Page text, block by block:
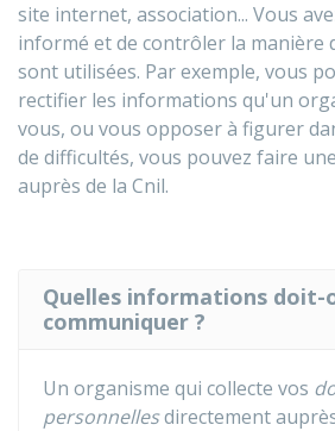
site internet, association... Vous
informé et de contrôler la manière
sont utilisées. Par exemple, vous
rectifier les informations qu'un
vous, ou vous opposer à figurer
de difficultés, vous pouvez faire
auprès de la Cnil.
Quelles informations doit-
communiquer ?
Un organisme qui collecte vos
personnellesdirectement